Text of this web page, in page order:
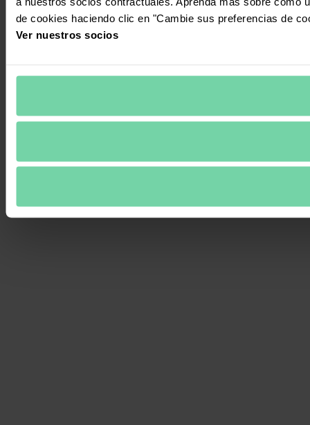
de cookies haciendo clic en "Cambie sus preferencias de
Ver nuestros socios